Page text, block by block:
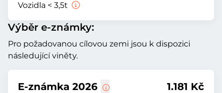
Vozidla < 3,5t
Výběr e-známky:
Pro požadovanou cílovou zemi jsou k dispozici
následující viněty.
E-známka 2026 1.181 Kč